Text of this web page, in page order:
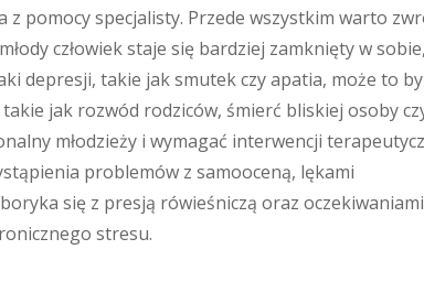
pomocy specjalisty. Przede wszystkim warto
człowiek staje się bardziej zamknięty w sobie,
depresji, takie jak smutek czy apatia, może to
jak rozwód rodziców, śmierć bliskiej osoby
młodzieży i wymagać interwencji
problemów z samooceną, lękami
się z presją rówieśniczą oraz
stresu.